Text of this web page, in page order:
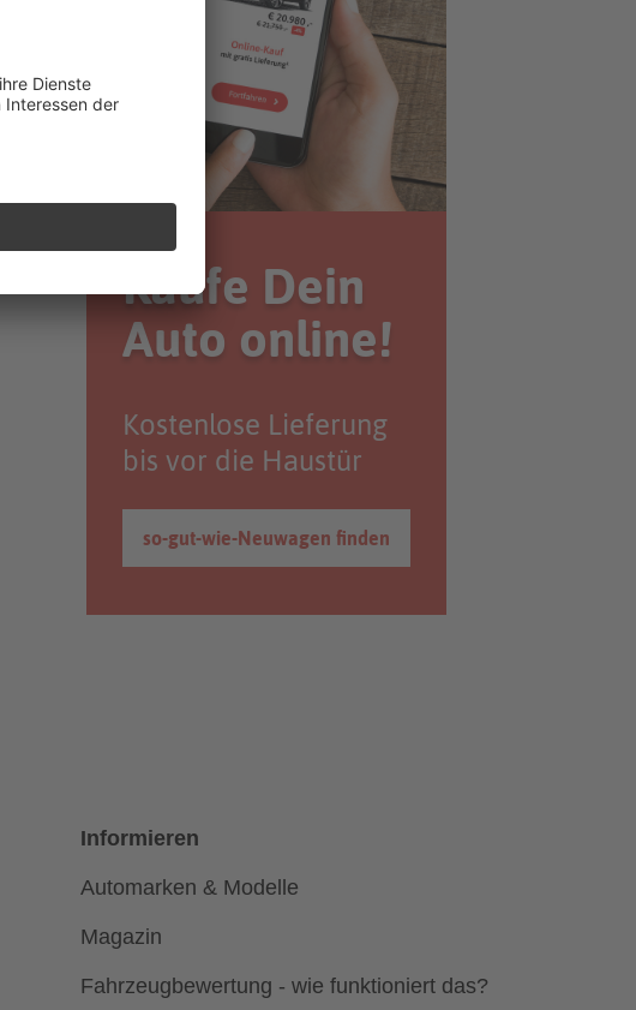
Kaufe Dein
Auto online!
Kostenlose Lieferung
bis vor die Haustür
so-gut-wie-Neuwagen finden
Informieren
Automarken & Modelle
Magazin
Fahrzeugbewertung - wie funktioniert das?